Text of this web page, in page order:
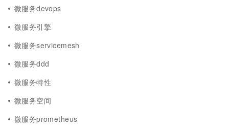
微服务devops
微服务引擎
微服务servicemesh
微服务ddd
微服务特性
微服务空间
微服务prometheus